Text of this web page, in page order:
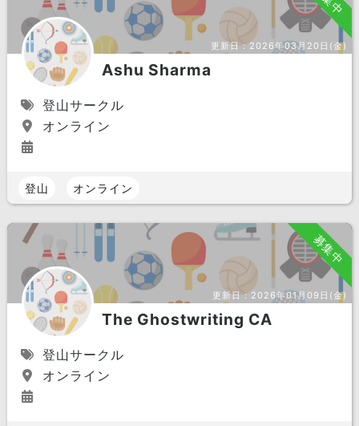
更新日：2026年03月20日(金)
Ashu Sharma
登山サークル
オンライン
登山 オンライン
募集中
更新日： 2026年01月09日(金)
The Ghostwriting CA
登山サークル
オンライン